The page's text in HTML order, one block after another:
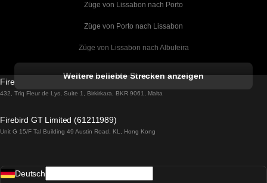
Züge von Lissabon nach Porto
Züge von Porto nach Lissabon
Züge von Lissabon nach Albufeira
Züge von Lissabon nach Lagos
Züge von Lissabon nach Madrid
Weitere beliebte Strecken anzeigen
Firebird GT Limited (OC 1451)
432, Triq Fleur de Lys, Suite 1, Birkirkara, BKR 9061, Malta
Firebird GT Limited (61211989)
Unit G 15/F Tal Building 49 Austin Road, KL, Hong Kong
Deutsch